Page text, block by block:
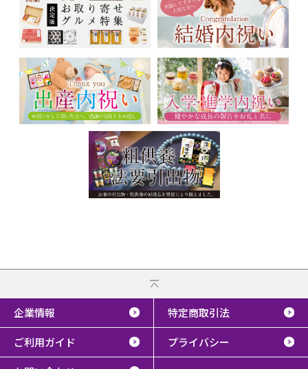
企業情報 特定商取引法
ご利用ガイド プライバシー